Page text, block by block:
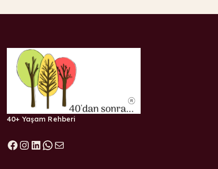
40+ Yaşam Rehberi
Facebook Instagram LinkedIn WhatsApp E-posta